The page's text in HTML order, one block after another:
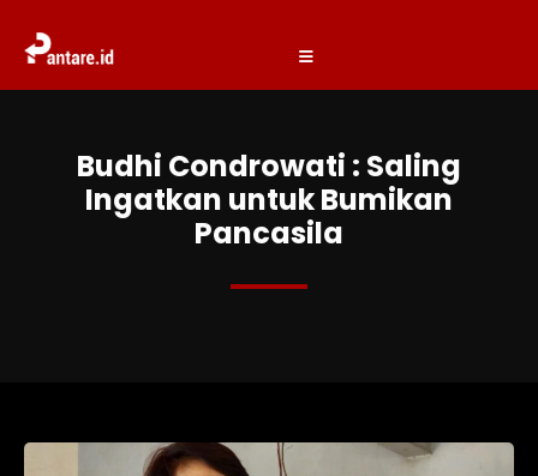
Budhi Condrowati : Saling
Ingatkan untuk Bumikan
Pancasila